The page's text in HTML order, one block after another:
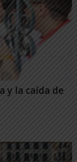
y la caída de